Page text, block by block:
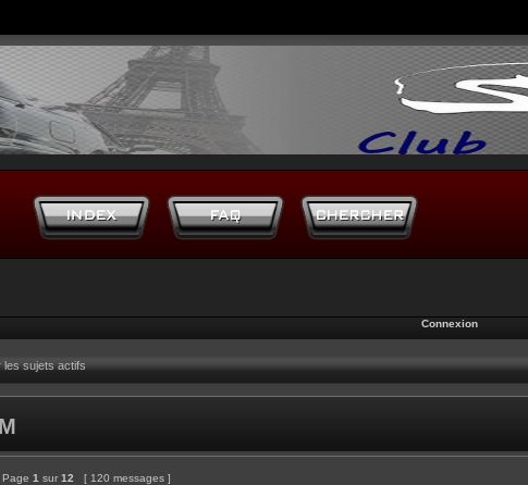
Connexion
les sujets actifs
Page 1 sur 12 [ 120 messages ]